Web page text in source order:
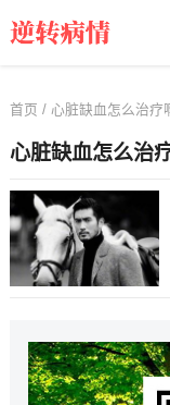
首页 / 心脏缺血怎么治疗
心脏缺血怎么治